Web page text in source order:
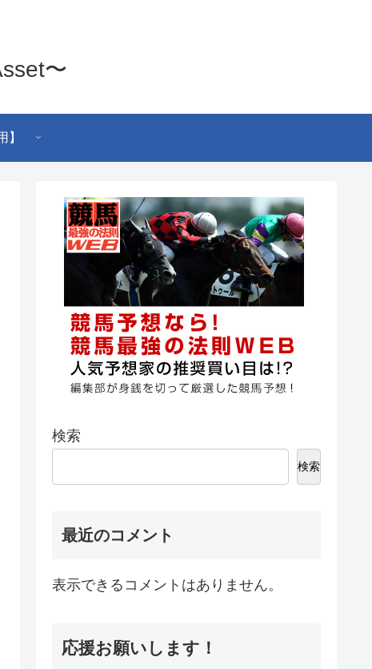
〜
】
検索
検索
最近のコメント
表示できるコメントはありません。
応援お願いします！